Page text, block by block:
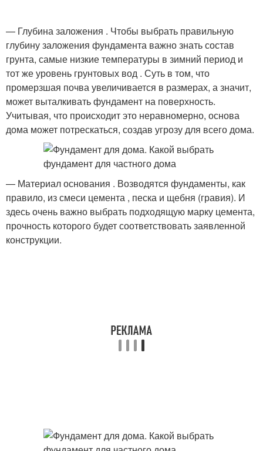
— Глубина заложения . Чтобы выбрать правильную
глубину заложения фундамента важно знать состав
грунта, самые низкие температуры в зимний период и
тот же уровень грунтовых вод . Суть в том, что
промерзшая почва увеличивается в размерах, а значит,
может выталкивать фундамент на поверхность.
Учитывая, что происходит это неравномерно, основа
дома может потрескаться, создав угрозу для всего дома.
— Материал основания . Возводятся фундаменты, как
правило, из смеси цемента , песка и щебня (гравия). И
здесь очень важно выбрать подходящую марку цемента,
прочность которого будет соответствовать заявленной
конструкции.